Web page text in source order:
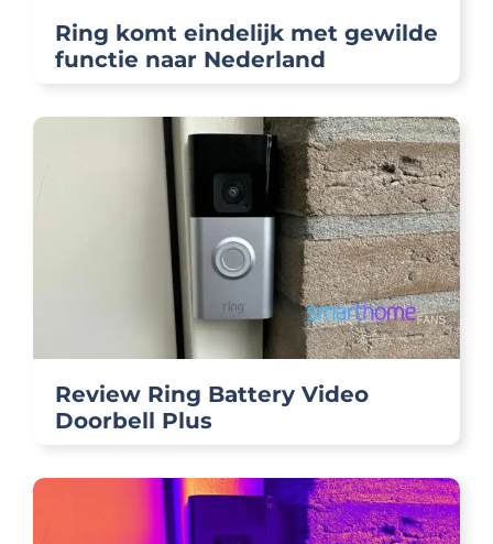
Ring komt eindelijk met gewilde
functie naar Nederland
Review Ring Battery Video
Doorbell Plus